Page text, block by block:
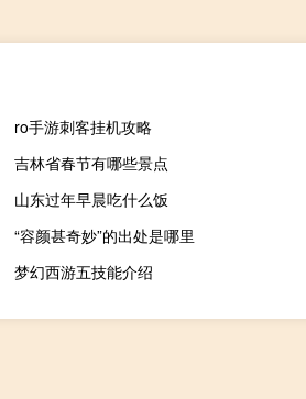
ro手游刺客挂机攻略
吉林省春节有哪些景点
山东过年早晨吃什么饭
“容颜甚奇妙”的出处是哪里
梦幻西游五技能介绍